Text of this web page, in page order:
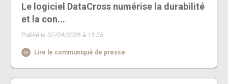
Le logiciel DataCross numérise la durabilité
et la con...
Publié le 07/04/2026 à 15:35
Lire le communiqué de presse